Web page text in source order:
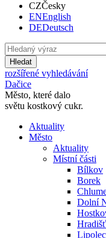
CZČesky
ENEnglish
DEDeutsch
Hledat
rozšířené vyhledávání
Dačice
Město, které dalo
světu kostkový cukr.
Aktuality
Město
Aktuality
Místní části
Bílkov
Borek
Dolní
Lipolec